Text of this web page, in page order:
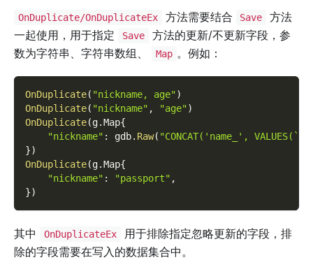
OnDuplicate/OnDuplicateEx 方法需要结合 Save
方法
一起使用，用于指定
Save
方法的更新/不更新字段，参
数为字符串、字符串数组、
Map 。例如：
OnDuplicate( "nickname, age")
OnDuplicate( "nickname" , "age")
OnDuplicate(g.Map{
"nickname" : gdb. Raw( "CONCAT('name_',
})
OnDuplicate(g.Map{
"nickname" : "passport" ,
})
其中 OnDuplicateEx
用于排除指定忽略更新的字段，排
除的字段需要在写入的数据集合中。